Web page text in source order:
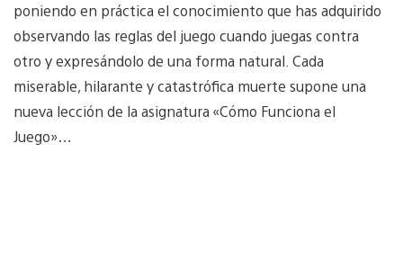
poniendo en práctica el conocimiento que has adquirido
observando las reglas del juego cuando juegas contra
otro y expresándolo de una forma natural. Cada
miserable, hilarante y catastrófica muerte supone una
nueva lección de la asignatura «Cómo Funciona el
Juego»…